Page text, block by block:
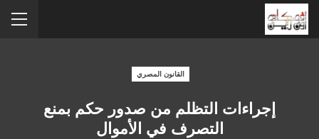
القانون المصري
إجراءات التظلم من صدور حكم بمنع
التصرف في الأموال